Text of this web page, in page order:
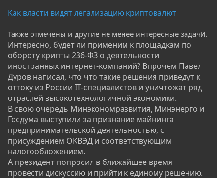
Как власти видят легализацию криптовалют
Также отмечены и другие не менее интересные задачи.
Интересно, будет ли применим к площадкам по
обороту крипты 236-ФЗ о деятельности
иностранных интернет-компаний? Впрочем Павел
Дуров написал, что что такие решения приведут к
оттоку из России IT-специалистов и уничтожат ряд
отраслей высокотехнологичной экономики.
В свою очередь Минэкономразвития, Минэнерго и
Госдума выступили за признание майнинга
предпринимательской деятельностью, с
присуждением ОКВЭД и соответствующим
налогообложением.
А президент попросил в ближайшее время
провести дискуссию и прийти к единому решению.